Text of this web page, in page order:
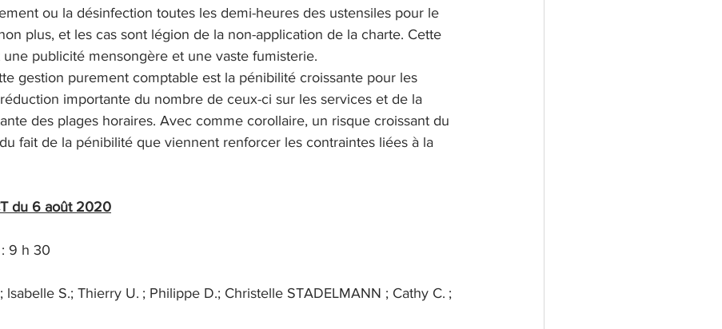
ou la désinfection toutes les demi-heures des ustensiles pour le
plus, et les cas sont légion de la non-application de la charte. Cette
publicité mensongère et une vaste fumisterie.
gestion purement comptable est la pénibilité croissante pour les
importante du nombre de ceux-ci sur les services et de la
des plages horaires. Avec comme corollaire, un risque croissant du
fait de la pénibilité que viennent renforcer les contraintes liées à la
du 6 août 2020
9 h 30
lsabelle S.; Thierry U. ; Philippe D.; Christelle STADELMANN ; Cathy C. ;